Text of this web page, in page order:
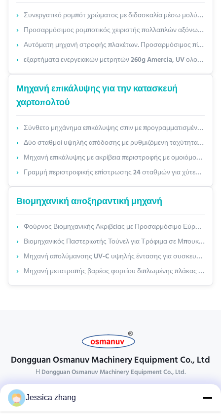
Συνεργατικό ρομπότ χρώματος με διδασκαλία μέσω μολύβδου
Προσαρμόσιμος ρομποτικός χειριστής πολλαπλών αξόνων | Λεπτομερείς τεχνικές παράμετροι για γραμμή παραγωγής αυτοματοποιημένου χειρισμού και συναρμολόγησης
Αυτόματη μηχανή στροφής πλακέτων. Προσαρμόσιμος πίνακας ξύλου PCB. Εξοπλισμός αναστροφής για πλήρη σύνθεση παραγωγής.
εξαρτήματα ενεργειακών μετρητών 260g Amercia, UV ολοκληρωτής 150 10000Hours
Μηχανή επικάλυψης για την κατασκευή
χαρτοπολτού
Σύνθετο μηχάνημα επικάλυψης σπιν με προγραμματισμένη ταχύτητα, καταγραφή δεδομένων και προσαρμοστικό για το πλούσιο μικρών παρτίδων
Δύο σταθμοί υψηλής απόδοσης με ρυθμιζόμενη ταχύτητα έως 10.000 σ.μ. και ανεξάρτητο έλεγχο σταθμού
Μηχανή επικάλυψης με ακρίβεια περιστροφής με ομοιόμορφη κάλυψη 360° για εφαρμογές πώλησης χαρτοπολτού χωρίς PFAS
Γραμμή περιστροφικής επίστρωσης 24 σταθμών για χύτευση πολτού με προσαρμόσιμη παραγωγή έως 1.200 τεμ./ώρα και έλεγχο PLC
Βιομηχανική αποξηραντική μηχανή
Φούρνος Βιομηχανικής Ακριβείας με Προσαρμόσιμο Εύρος Θερμοκρασίας και Ομοιόμορφη Κατανομή Θερμότητας για Ηλεκτρονικά και Φαρμακευτικά
Βιομηχανικός Παστεριωτής Τούνελ για Τρόφιμα σε Μπουκάλια & Κονσέρβες – Προσαρμόσιμο Πλάτος Ζώνης (400-2000mm) & Έλεγχος Θερμοκρασίας Πολλαπλών Σταδίων
Μηχανή απολύμανσης UV-C υψηλής έντασης για συσκευασία τροφίμων
Μηχανή μετατροπής βαρέος φορτίου διπλωμένης πλάκας για γραμμές αντιστρόφου και MDF Flipper φύλλου 180° με προσαρμόσιμη απόσταση χεριού
Dongguan Osmanuv Machinery Equipment Co., Ltd
Η Dongguan Osmanuv Machinery Equipment Co., Ltd.
Jessica zhang